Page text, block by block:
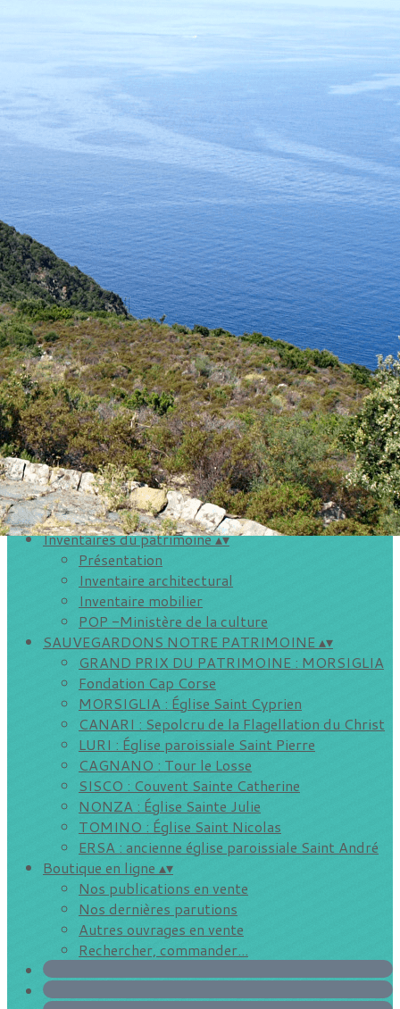
Exporter toutes les colonnes
Exporter uniquement les colonnes affichées
Menu
Ajoutez un logo, un bouton, des réseaux sociaux
Cliquez pour éditer
ASSOCIATION PETRE SCRITTE▴ ▾
Présentation
Contact et infos pratiques
Adhésion
Liens
Nos publications▴▾
Rechercher, commander...
A Cronica : le journal de l'histoire du Cap Corse
Inventaires du patrimoine
Storià é patrimoniu
Vie de l'association▴▾
Inscriptions aux sorties de Petre Scritte
Les visites de villages
Evénements extérieurs
AGENDA DU CAP▴▾
Inventaires du patrimoine▴▾
Présentation
Inventaire architectural
Inventaire mobilier
POP -Ministère de la culture
SAUVEGARDONS NOTRE PATRIMOINE▴▾
GRAND PRIX DU PATRIMOINE : MORSIGLIA
Fondation Cap Corse
MORSIGLIA : Église Saint Cyprien
CANARI : Sepolcru de la Flagellation du Christ
LURI : Église paroissiale Saint Pierre
CAGNANO : Tour le Losse
SISCO : Couvent Sainte Catherine
NONZA : Église Sainte Julie
TOMINO : Église Saint Nicolas
ERSA : ancienne église paroissiale Saint André
Boutique en ligne ▴▾
Nos publications en vente
Nos dernières parutions
Autres ouvrages en vente
Rechercher, commander...